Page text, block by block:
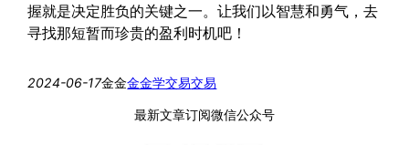
握就是决定胜负的关键之一。让我们以智慧和勇气，去
寻找那短暂而珍贵的盈利时机吧！
2024-06-17金金金金学交易交易
最新文章订阅微信公众号